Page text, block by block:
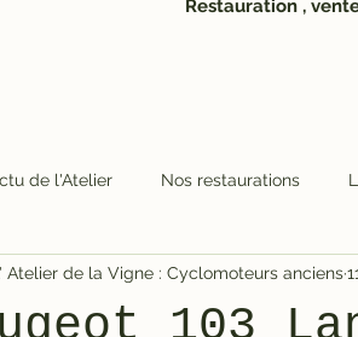
Restauration ,
de l'Atelier Nos restaurations
Atelier de la Vigne : Cyclomoteurs anciens